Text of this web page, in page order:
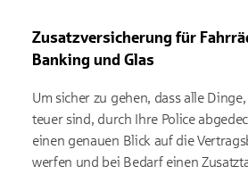
Zusatzversicherung für
Banking und Glas
Um sicher zu gehen, dass alle
teuer sind, durch Ihre Police
einen genauen Blick auf die
werfen und bei Bedarf einen